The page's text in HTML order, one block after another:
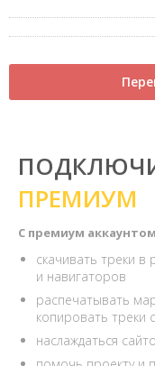
ПРЕМИУМ
С премиум
скачивать треки
и навигаторов
распечатывать
копировать треки
наслаждаться